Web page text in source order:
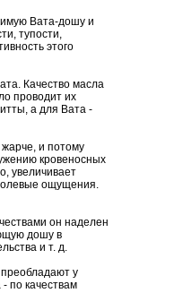
Вата-дошу и
тупости,
этого
Качество масла
проводит их
а для Вата -
жарче, и потому
кровеносных
увеличивает
ощущения.
он наделен
дошу в
и т. д.
у
по качествам